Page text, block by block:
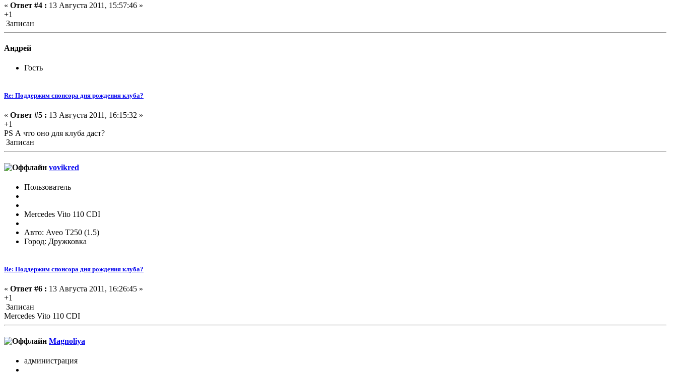
« Ответ #4 : 13 Августа 2011, 15:57:46 »
+1
Записан
Андрей
Гость
Re: Поддержим спонсора дня рождения клуба?
« Ответ #5 : 13 Августа 2011, 16:15:32 »
+1
PS А что оно для клуба даст?
Записан
vovikred
Пользователь
Mercedes Vito 110 CDI
Авто: Aveo T250 (1.5)
Город: Дружковка
Re: Поддержим спонсора дня рождения клуба?
« Ответ #6 : 13 Августа 2011, 16:26:45 »
+1
Записан
Mercedes Vito 110 CDI
Magnoliya
администрация